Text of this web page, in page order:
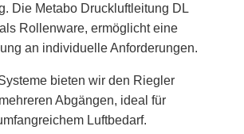
Die Metabo Druckluftleitung DL
Rollenware, ermöglicht eine
an individuelle Anforderungen.
bieten wir den Riegler
Abgängen, ideal für
Luftbedarf.